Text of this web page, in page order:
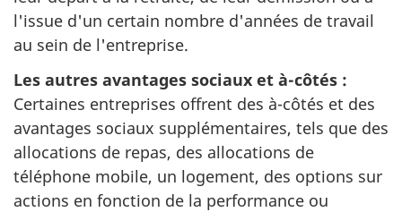
l'issue d'un certain nombre d'années de travail
au sein de l'entreprise.
Les autres avantages sociaux et à-côtés :
Certaines entreprises offrent des à-côtés et des
avantages sociaux supplémentaires, tels que des
allocations de repas, des allocations de
téléphone mobile, un logement, des options sur
actions en fonction de la performance ou